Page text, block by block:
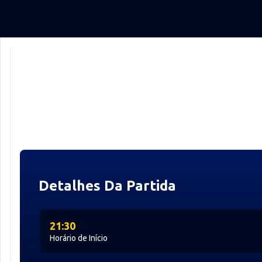
Detalhes Da Partida
Horário de Início
21:30